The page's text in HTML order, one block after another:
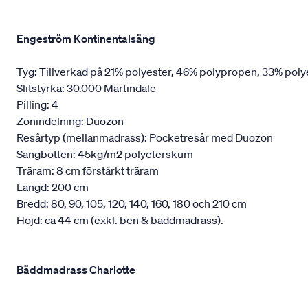
Engeström Kontinentalsäng
Tyg: Tillverkad på 21% polyester, 46% polypropen, 33%
Slitstyrka: 30.000 Martindale
Pilling: 4
Zonindelning: Duozon
Resårtyp (mellanmadrass): Pocketresår med Duozon
Sängbotten: 45kg/m2 polyeterskum
Träram: 8 cm förstärkt träram
Längd: 200 cm
Bredd: 80, 90, 105, 120, 140, 160, 180 och 210 cm
Höjd: ca 44 cm (exkl. ben & bäddmadrass).
Bäddmadrass Charlotte